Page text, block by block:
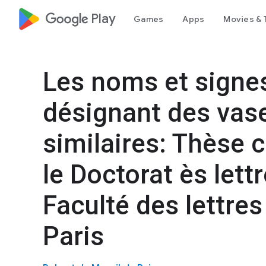
google_logo Play Games Apps Movies &
Les noms et
désignant des
similaires: Thèse
le Doctorat ès
Faculté des
Paris